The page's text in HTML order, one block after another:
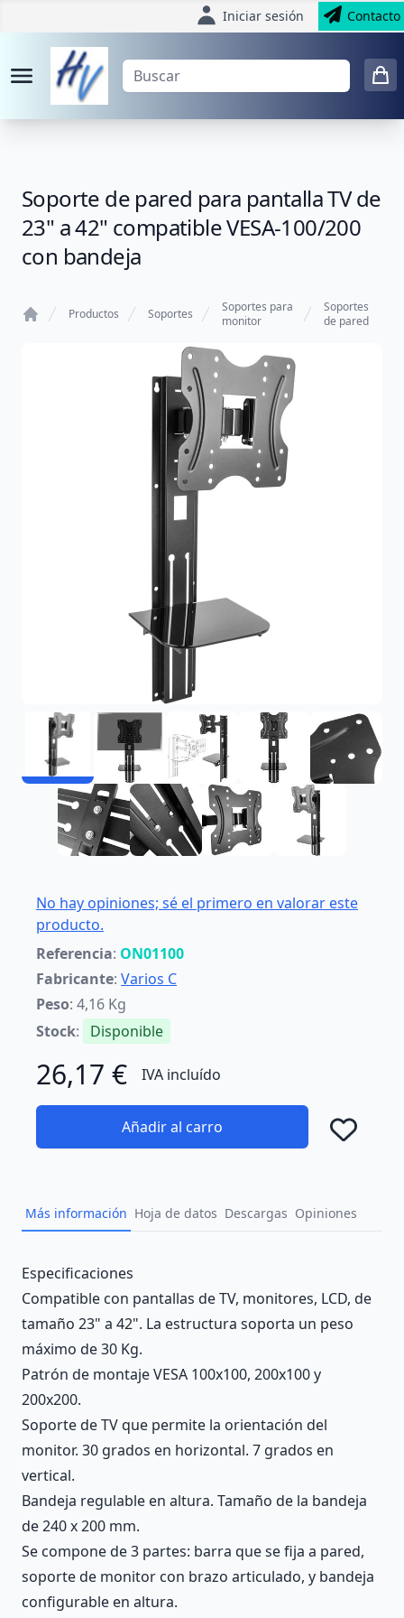
Iniciar sesión Contacto
Soporte de pared para pantalla TV de
23" a 42" compatible VESA-100/200
con bandeja
Productos Soportes
Soportes para
monitor
Soportes
de pared
No hay opiniones; sé el primero en valorar este
producto.
Referencia: ON01100
Fabricante: Varios C
Peso: 4,16 Kg
Stock: Disponible
26,17 € IVA incluído
Añadir al carro
Más información Hoja de datos Descargas Opiniones
Description
Especificaciones
Compatible con pantallas de TV, monitores, LCD, de
tamaño 23" a 42". La estructura soporta un peso
máximo de 30 Kg.
Patrón de montaje VESA 100x100, 200x100 y
200x200.
Soporte de TV que permite la orientación del
monitor. 30 grados en horizontal. 7 grados en
vertical.
Bandeja regulable en altura. Tamaño de la bandeja
de 240 x 200 mm.
Se compone de 3 partes: barra que se fija a pared,
soporte de monitor con brazo articulado, y bandeja
configurable en altura.